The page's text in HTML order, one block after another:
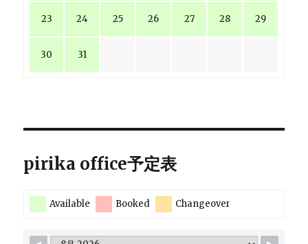
23 24 25 26 27 28 29
30 31
pirika office予定表
Available Booked Changeover